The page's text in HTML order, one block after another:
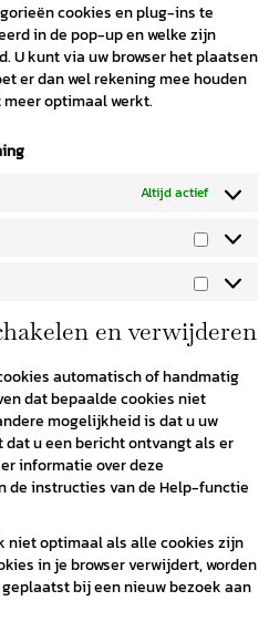
cookies en plug-ins te
in de pop-up en welke zijn
U kunt via uw browser het plaatsen
er dan wel rekening mee houden
optimaal werkt.
Altijd actief
en verwijderen
automatisch of handmatig
dat bepaalde cookies niet
mogelijkheid is dat u uw
u een bericht ontvangt als er
informatie over deze
de instructies van de Help-functie
niet optimaal als alle cookies zijn
in je browser verwijdert, worden
bij een nieuw bezoek aan